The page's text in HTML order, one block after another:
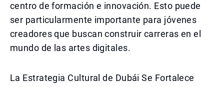
centro de formación e innovación. Esto puede
ser particularmente importante para jóvenes
creadores que buscan construir carreras en el
mundo de las artes digitales.
La Estrategia Cultural de Dubái Se Fortalece